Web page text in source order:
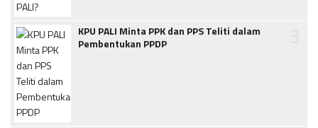
KPU PALI Minta PPK dan PPS Teliti dalam
Pembentukan PPDP